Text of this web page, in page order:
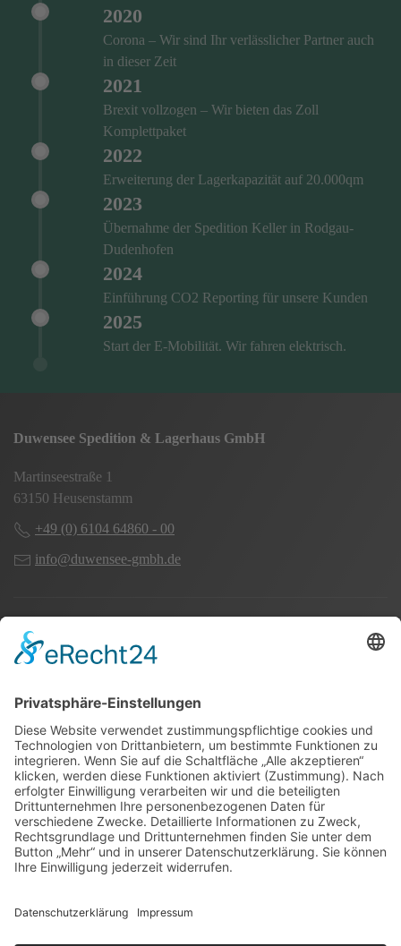
2020
Corona – Wir sind Ihr verlässlicher Partner auch
in dieser Zeit
2021
Brexit vollzogen – Wir bieten das Zoll
Komplettpaket
2022
Erweiterung der Lagerkapazität auf 20.000qm
2023
Übernahme der Spedition Keller in Rodgau-
Dudenhofen
2024
Einführung CO2 Reporting für unsere Kunden
2025
Start der E-Mobilität. Wir fahren elektrisch.
Duwensee Spedition & Lagerhaus GmbH
Martinseestraße 1
63150 Heusenstamm
+49 (0) 6104 64860 - 00
info@duwensee-gmbh.de
Spezialisten für:
Nahverkehr Transport Rhein-Main
UK-Transporte
Lagerlogistik
Weiteres:
Impressum
Datenschutzerklärung